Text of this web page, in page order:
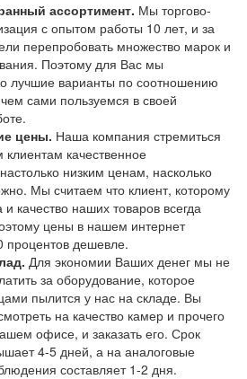
ассортимент. Мы торгово-
с опытом работы 10 лет, и за
перепробовать множество марок и
Поэтому для Вас мы
лучшие варианты по соотношению
сами пользуемся в своей
цены. Наша компания стремиться
качественное
низким ценам, насколько
Мы считаем что клиент, которому
качество наших товаров всегда
цены в нашем интернет
процентов дешевле.
Для экономии Ваших денег мы не
за оборудование, которое
пылится у нас на складе. Вы
на качество камер и прочего
офисе, и заказать его. Срок
4-5 дней, а на аналоговые
составляет 1-2 дня.